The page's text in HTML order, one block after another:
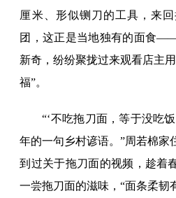
厘米、形似铡刀的工具，来
团，这正是当地独有的面食
新奇，纷纷聚拢过来观看店主
福”。
“‘不吃拖刀面，等于没吃
年的一句乡村谚语。”周若棉家
到过关于拖刀面的视频，趁着
一尝拖刀面的滋味，“面条柔韧